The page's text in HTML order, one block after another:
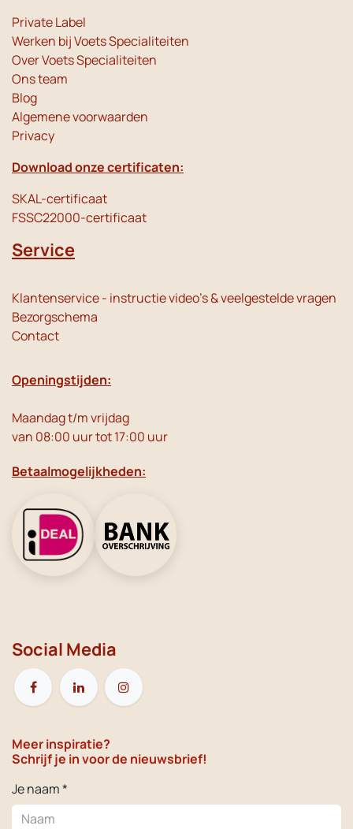
Private Label
Werken bij Voets Specialiteiten
Over Voets Specialiteiten
Ons team
Blog
Algemene voorwaarden
Privacy
Download onze certificaten:
SKAL-certificaat
FSSC22000-certificaat
Service
Klantenservice - instructie video's & veelgestelde vragen
Bezorgschema
Contact
Openingstijden:
Maandag t/m vrijdag
van 08:00 uur tot 17:00 uur
Betaalmogelijkheden:
Social Media
Meer inspiratie?
Schrijf je in voor de nieuwsbrief!
Je naam *